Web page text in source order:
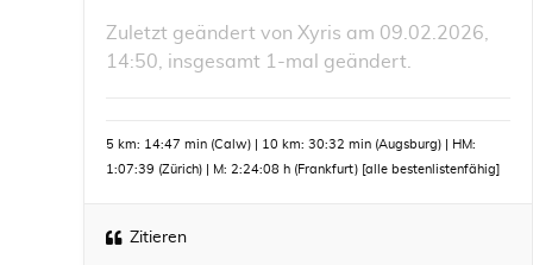
Zuletzt geändert von Xyris am 09.02.2026,
14:50, insgesamt 1-mal geändert.
5 km: 14:47 min (Calw) | 10 km: 30:32 min (Augsburg) | HM:
1:07:39 (Zürich) | M: 2:24:08 h (Frankfurt) [alle bestenlistenfähig]
Zitieren